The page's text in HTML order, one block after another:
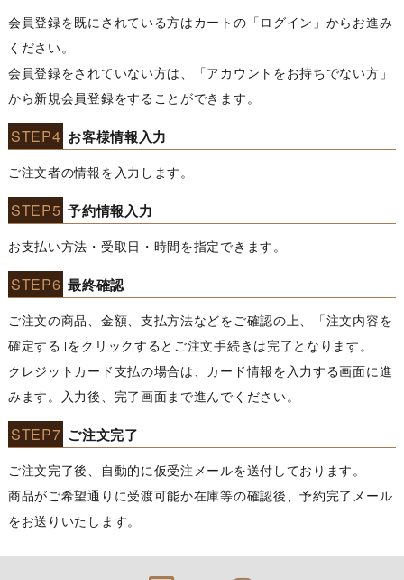
会員登録を既にされている方はカートの「ログイン」からお進み
ください。
会員登録をされていない方は、「アカウントをお持ちでない方」
から新規会員登録をすることができます。
STEP4 お客様情報入力
ご注文者の情報を入力します。
STEP5 予約情報入力
お支払い方法・受取日・時間を指定できます。
STEP6 最終確認
ご注文の商品、金額、支払方法などをご確認の上、「注文内容を
確定する｣をクリックするとご注文手続きは完了となります。
クレジットカード支払の場合は、カード情報を入力する画面に進
みます。入力後、完了画面まで進んでください。
STEP7 ご注文完了
ご注文完了後、自動的に仮受注メールを送付しております。
商品がご希望通りに受渡可能か在庫等の確認後、予約完了メール
をお送りいたします。